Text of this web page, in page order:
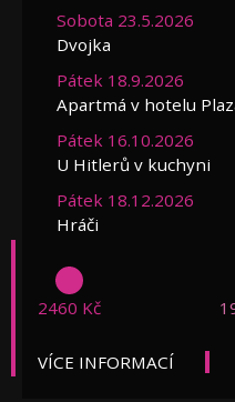
Sobota 23.5.2026
Dvojka
Pátek 18.9.2026
Apartmá v hotelu
Pátek 16.10.2026
U Hitlerů v kuchyni
Pátek 18.12.2026
Hráči
2460 Kč
VÍCE INFORMACÍ